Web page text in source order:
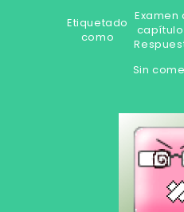
Etiquetado
como
Examen
capítulo
Sin